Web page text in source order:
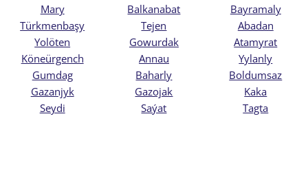
Mary
Balkanabat
Bayramaly
Türkmenbaşy
Tejen
Abadan
Yolöten
Gowurdak
Atamyrat
Köneürgench
Annau
Yylanly
Gumdag
Baharly
Boldumsaz
Gazanjyk
Gazojak
Kaka
Seydi
Saýat Tagta